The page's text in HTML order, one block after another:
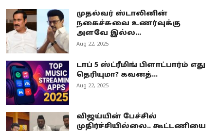
முதல்வர் ஸ்டாலினின்
நகைச்சுவை உணர்வுக்கு
அளவே இல்ல...
Aug 22, 2025
டாப் 5 ஸ்ட்ரீமிங் பிளாட்பார்ம் எது
தெரியுமா? கவனத்...
Aug 22, 2025
விஜய்யின் பேச்சில்
முதிர்ச்சியில்லை.. கூட்டணியை